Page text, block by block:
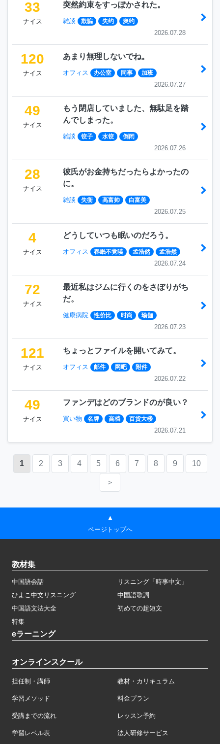
33
ナイス
突然約束をすっぽかされた。
雑談 欺骗 失约 爽约
2026.07.28
120
ナイス
あまり無理しないでね。
オフィス 办公室 同事 加班
2026.07.27
49
ナイス
もう閉店していました、無駄足を踏
んでしまった。
雑談 饺子 水饺 倒闭
2026.07.26
28
ナイス
彼氏がお金持ちだったらよかったの
に。
雑談 失衡 高富帅 白富美
2026.07.25
4
ナイス
どうしていつも眠いのだろう。
オフィス 春眠不覚暁 孟浩然 孟浩然
2026.07.24
72
ナイス
最近私はジムに行くのをさぼりがち
だ。
健康病院 性价比 时尚 瑜伽
2026.07.23
121
ナイス
ちょっとファイルを開いてみて。
オフィス 邮件 网吧 附件
2026.07.22
49
ナイス
ファンデはどのブランドのが良い？
買い物 名牌 高档 百货大楼
2026.07.21
1 2 3 4 5 6 7 8 9 10
＞
▲
ページトップへ
教材集
中国語会話
リスニング「時事中文」
ひよこ中文リスニング
中国語歌詞
中国語文法大全
初めての超短文
特集
eラーニング
オンラインスクール
担任制・講師 教材・カリキュラム
学習メソッド 料金プラン
受講までの流れ レッスン予約
学習レベル表 法人研修サービス